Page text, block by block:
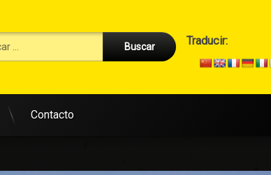
→
Secundario
Traducir:
Contacto